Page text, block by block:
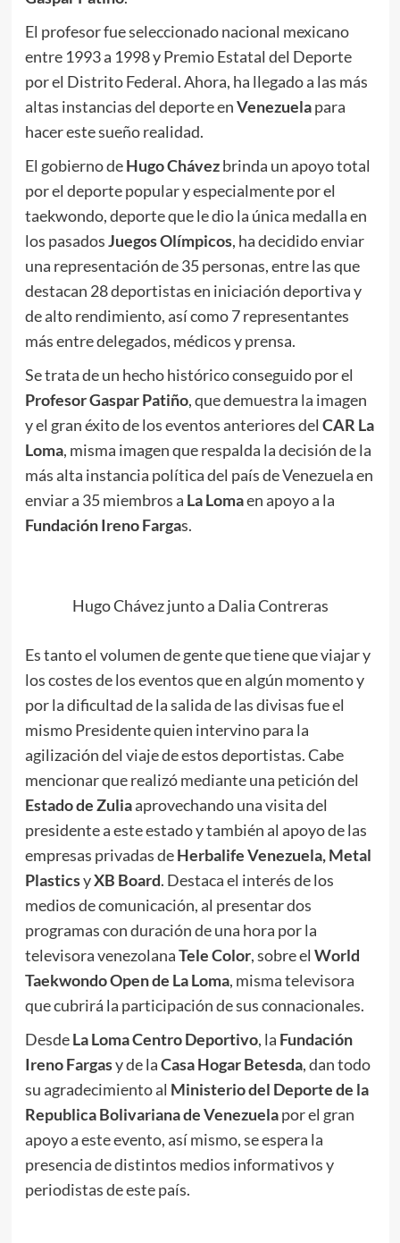
El profesor fue seleccionado nacional mexicano
entre 1993 a 1998 y Premio Estatal del Deporte
por el Distrito Federal. Ahora, ha llegado a las más
altas instancias del deporte enVenezuelapara
hacer este sueño realidad.
El gobierno deHugo Chávezbrinda un apoyo total
por el deporte popular y especialmente por el
taekwondo, deporte que le dio la única medalla en
los pasadosJuegos Olímpicos, ha decidido enviar
una representación de 35 personas, entre las que
destacan 28 deportistas en iniciación deportiva y
de alto rendimiento, así como 7 representantes
más entre delegados, médicos y prensa.
Se trata de un hecho histórico conseguido por el
Profesor Gaspar Patiño, que demuestra la imagen
y el gran éxito de los eventos anteriores del CAR La
Loma, misma imagen que respalda la decisión de la
más alta instancia política del país de Venezuela en
enviar a 35 miembros a La Lomaen apoyo a la
Fundación Ireno Fargas.
Hugo Chávez junto a Dalia Contreras
Es tanto el volumen de gente que tiene que viajar y
los costes de los eventos que en algún momento y
por la dificultad de la salida de las divisas fue el
mismo Presidente quien intervino para la
agilización del viaje de estos deportistas. Cabe
mencionar que realizó mediante una petición del
Estado de Zuliaaprovechando una visita del
presidente a este estado y también al apoyo de las
empresas privadas deHerbalife Venezuela, Metal
PlasticsyXB Board. Destaca el interés de los
medios de comunicación, al presentar dos
programas con duración de una hora por la
televisora venezolanaTele Color, sobre el World
Taekwondo Open de La Loma, misma televisora
que cubrirá la participación de sus connacionales.
DesdeLa Loma Centro Deportivo, la Fundación
Ireno Fargasy de laCasa Hogar Betesda, dan todo
su agradecimiento al Ministerio del Deporte de la
Republica Bolivariana de Venezuelapor el gran
apoyo a este evento, así mismo, se espera la
presencia de distintos medios informativos y
periodistas de este país.